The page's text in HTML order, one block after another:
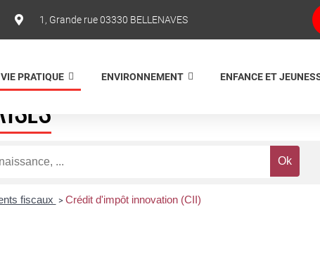
1, Grande rue 03330 BELLENAVES
VIE PRATIQUE ENVIRONNEMENT ENFANCE ET
fiscaux > Crédit d'impôt innovation (CII)